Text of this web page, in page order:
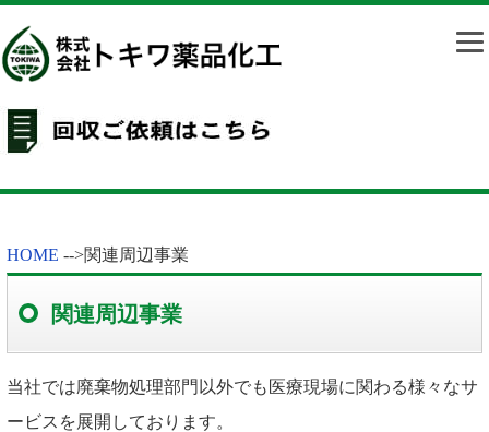
HOME -->関連周辺事業
関連周辺事業
当社では廃棄物処理部門以外でも医療現場に関わる様々なサ
ービスを展開しております。